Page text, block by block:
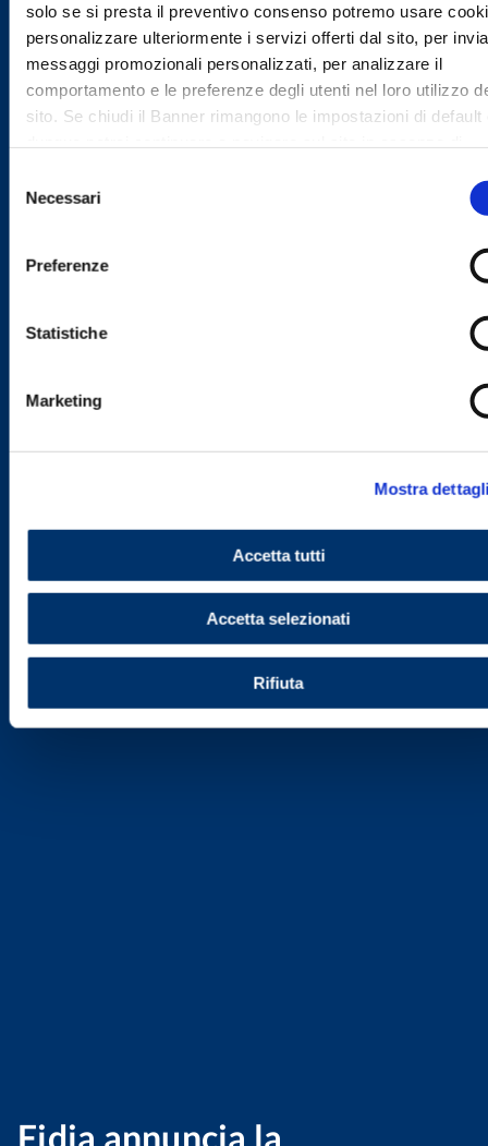
solo se si presta il preventivo consenso potremo usare
personalizzare ulteriormente i servizi offerti dal sito, per
messaggi promozionali personalizzati, per analizzare il
comportamento e le preferenze degli utenti nel loro utilizzo
sito. Se chiudi il Banner rimangono le impostazioni di default
informazioni consulta la
delNecessari
Preferenze
Statistiche
Marketing
Mostra
Accetta tutti
Accetta selezionati
Rifiuta
Fidia annuncia la